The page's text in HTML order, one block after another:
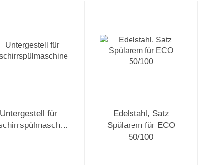
Untergestell für
Geschirrspülmaschine
Edelstahl, Satz
Spülarem für ECO
50/100